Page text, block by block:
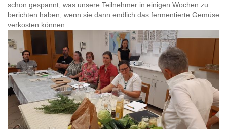
schon gespannt, was unsere Teilnehmer in einigen Wochen zu
berichten haben, wenn sie dann endlich das fermentierte Gemüse
verkosten können.